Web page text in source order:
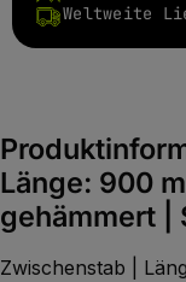
Weltweite
Länge: 900
gehämmert |
Zwischenstab |